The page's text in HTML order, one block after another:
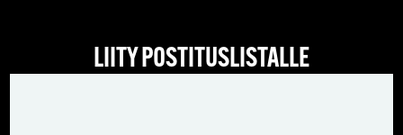
LIITY POSTITUSLISTALLE